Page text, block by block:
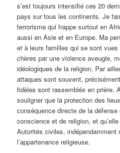
s’est toujours intensifié ces 20
pays sur tous les continents. Je
terrorisme qui frappe surtout en
aussi en Asie et en Europe. Ma
et à leurs familles qui se sont vues
chères par une violence aveugle,
idéologiques de la religion. Par
attaques sont souvent,
fidèles sont rassemblés en prière.
souligner que la protection des
conséquence directe de la
conscience et de religion, et
Autorités civiles, indépendamment
l’appartenance religieuse.